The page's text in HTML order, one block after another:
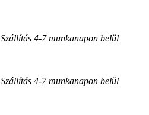
Szállítás 4-7 munkanapon belül
Szállítás 4-7 munkanapon belül